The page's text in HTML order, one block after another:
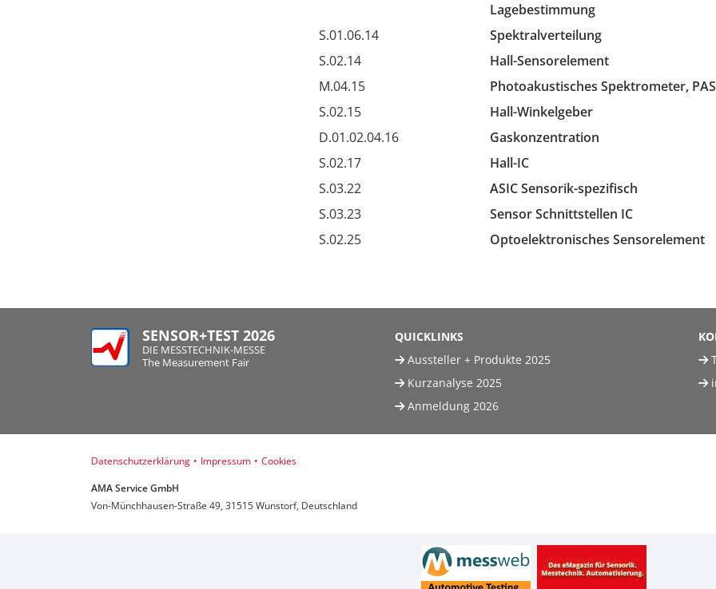
Lagebestimmung
S.01.06.14
Spektralverteilung
S.02.14
Hall-Sensorelement
M.04.15
Photoakustisches Spektrometer, PAS
S.02.15
Hall-Winkelgeber
D.01.02.04.16
Gaskonzentration
S.02.17
Hall-IC
S.03.22
ASIC Sensorik-spezifisch
S.03.23
Sensor Schnittstellen IC
S.02.25
Optoelektronisches Sensorelement
SENSOR+TEST 2026
DIE MESSTECHNIK-MESSE
The Measurement Fair
QUICKLINKS
Aussteller + Produkte 2025
Kurzanalyse 2025
Anmeldung 2026
Datenschutzerklärung • Impressum • Cookies
AMA Service GmbH
Von-Münchhausen-Straße 49, 31515 Wunstorf, Deutschland